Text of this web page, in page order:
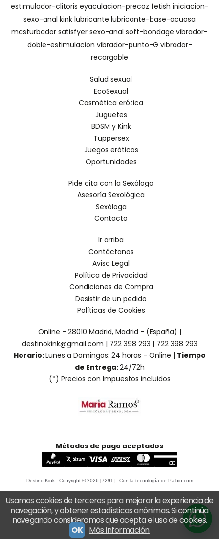
estimulador-clitoris eyaculacion-precoz fetish iniciacion-
sexo-anal kink lubricante lubricante-base-acuosa
masturbador satisfyer sexo-anal soft-bondage vibrador-
doble-estimulacion vibrador-punto-G vibrador-
recargable
Salud sexual
EcoSexual
Cosmética erótica
Juguetes
BDSM y Kink
Tuppersex
Juegos eróticos
Oportunidades
Pide cita con la Sexóloga
Asesoría Sexológica
Sexóloga
Contacto
Ir arriba
Contáctanos
Aviso Legal
Política de Privacidad
Condiciones de Compra
Desistir de un pedido
Políticas de Cookies
Online - 28010 Madrid, Madrid - (España) |
destinokink@gmail.com | 722 398 293 | 722 398 293
Horario:Lunes a Domingos: 24 horas - Online | Tiempo
de Entrega:24/72h
(*) Precios con Impuestos incluidos
Métodos de pago aceptados
Destino Kink- Copyright © 2026 [7291] - Con la tecnología de Palbin.com
Usamos cookies de terceros para mejorar la experiencia de
navegación, y obtener estadísticas anónimas. Si continúa
navegando consideramos que acepta el uso de cookies.
OK
Más información